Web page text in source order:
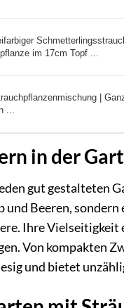
im 17cm Topf ...
|
...
in der
gut gestalteten
Beeren,
Ihre
Von kompakten
und bietet